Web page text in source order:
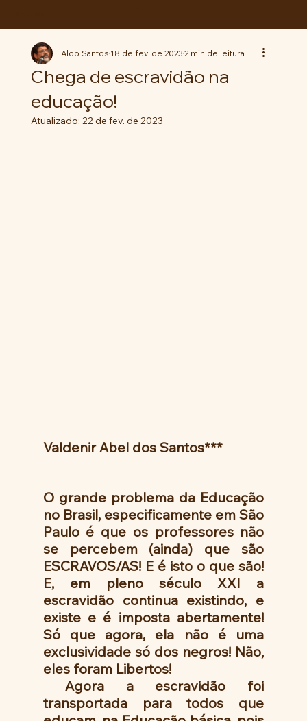
Chega de escravidão na
educação!
Aldo Santos18 de fev. de 20232 min de leitura
Atualizado: 22 de fev. de 2023
Valdenir Abel dos Santos***
O grande problema da Educação
no Brasil, especificamente em São
Paulo é que os professores não
se percebem (ainda) que são
ESCRAVOS/AS! E é isto o que são!
E, em pleno século XXI a
escravidão continua existindo, e
existe e é imposta abertamente!
Só que agora, ela não é uma
exclusividade só dos negros! Não,
eles foram Libertos!
transportada para todos que